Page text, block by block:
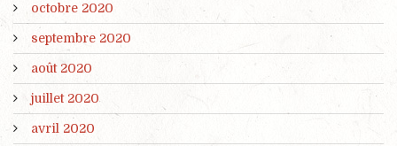
octobre 2020
septembre 2020
août 2020
juillet 2020
avril 2020